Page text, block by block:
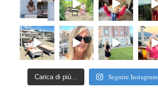
Carica di più... Seguire Instagram